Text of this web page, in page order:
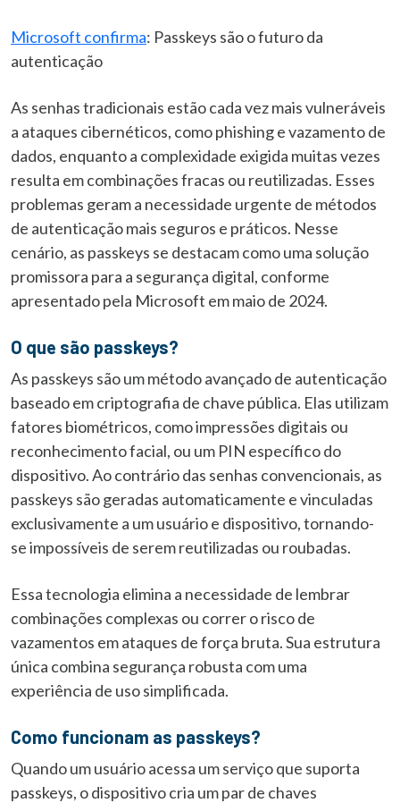
Microsoft confirma: Passkeys são o futuro da
autenticação
As senhas tradicionais estão cada vez mais vulneráveis
a ataques cibernéticos, como phishing e vazamento de
dados, enquanto a complexidade exigida muitas vezes
resulta em combinações fracas ou reutilizadas. Esses
problemas geram a necessidade urgente de métodos
de autenticação mais seguros e práticos. Nesse
cenário, as passkeys se destacam como uma solução
promissora para a segurança digital, conforme
apresentado pela Microsoft em maio de 2024.
O que são passkeys?
As passkeys são um método avançado de autenticação
baseado em criptografia de chave pública. Elas utilizam
fatores biométricos, como impressões digitais ou
reconhecimento facial, ou um PIN específico do
dispositivo. Ao contrário das senhas convencionais, as
passkeys são geradas automaticamente e vinculadas
exclusivamente a um usuário e dispositivo, tornando-
se impossíveis de serem reutilizadas ou roubadas.
Essa tecnologia elimina a necessidade de lembrar
combinações complexas ou correr o risco de
vazamentos em ataques de força bruta. Sua estrutura
única combina segurança robusta com uma
experiência de uso simplificada.
Como funcionam as passkeys?
Quando um usuário acessa um serviço que suporta
passkeys, o dispositivo cria um par de chaves